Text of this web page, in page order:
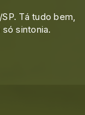
SP. Tá tudo bem,
sintonia.